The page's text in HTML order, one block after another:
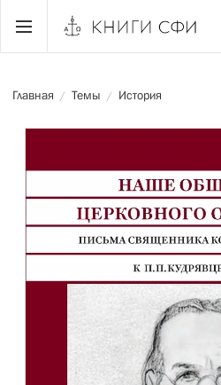
Главная / Темы / История